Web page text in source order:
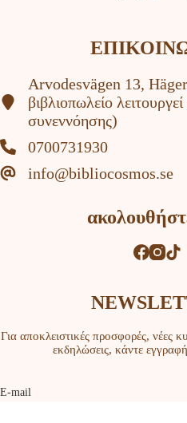
Arvodesvägen 13,
βιβλιοπωλείο
συνεννόησης)
0700731930
info@bibliocosmos.se
Για αποκλειστικές προσφορές, νέες
εκδηλώσεις, κάντε
Ε-mail